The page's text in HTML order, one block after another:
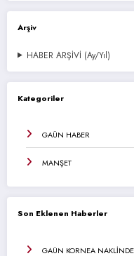
Arşiv
HABER ARŞİVİ (Ay/Yıl)
Kategoriler
GAÜN HABER
MANŞET
Son Eklenen Haberler
GAÜN KORNEA